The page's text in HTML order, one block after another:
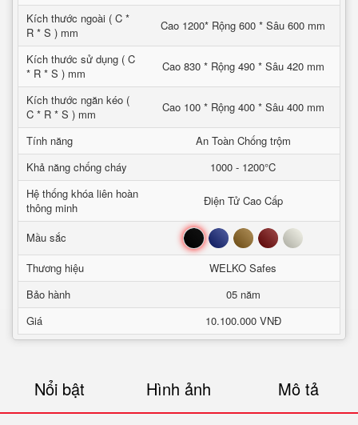
Kích thước ngoài ( C *
R * S ) mm
Cao 1200* Rộng 600 * Sâu 600 mm
Kích thước sử dụng ( C
* R * S ) mm
Cao 830 * Rộng 490 * Sâu 420 mm
Kích thước ngăn kéo (
C * R * S ) mm
Cao 100 * Rộng 400 * Sâu 400 mm
Tính năng
An Toàn Chống trộm
Khả năng chống cháy
1000 - 1200°C
Hệ thống khóa liên hoàn
thông minh
Điện Tử Cao Cấp
Mầu sắc Đen Xanh Nâu Đỏ Trắng
Thương hiệu
WELKO Safes
Bảo hành
05 năm
Giá
10.100.000 VNĐ
Nổi bật Hình ảnh Mô tả